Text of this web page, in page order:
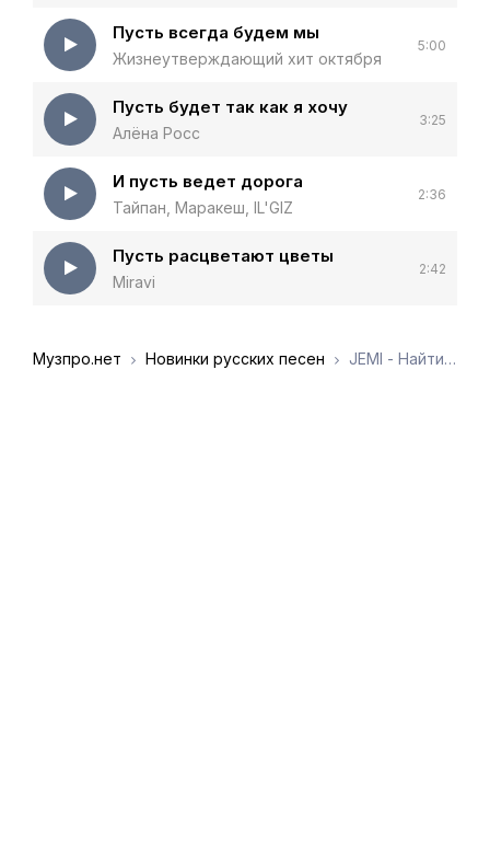
Пусть всегда будем мы
Жизнеутверждающий хит октября
5:00
Пусть будет так как я хочу
Алёна Росс
3:25
И пусть ведет дорога
Тайпан, Маракеш, IL'GIZ
2:36
Пусть расцветают цветы
Miravi
2:42
Музпро.нет Новинки русских песен JEMI - Найти тебя